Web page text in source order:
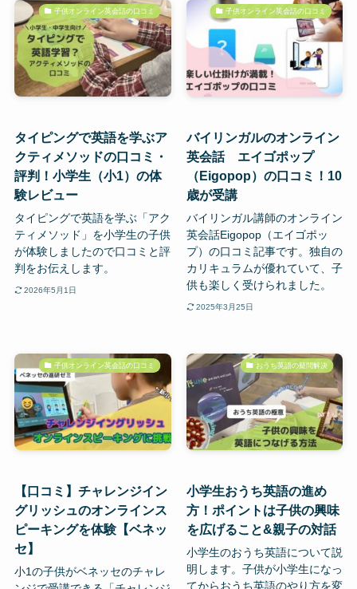
子供オンライン英会話の口コミ
タイピングで英語を学ぶア
クティメソッドの口コミ・
評判！小学生（小1）の体
験レビュー
タイピングで英語を学ぶ「アク
ティメソッド」を小学生の子供
が体験しましたので口コミと評
判をお伝えします。
2026年5月1日
子供オンライン英会話の口コミ
バイリンガルのオンライン
英会話 エイゴポップ
（Eigopop）の口コミ！10
歳が受講
バイリンガル講師のオンライン
英会話Eigopop（エイゴポッ
プ）の口コミ記事です。独自の
カリキュラムが優れていて、子
供も楽しく受けられました。
2025年3月25日
子供オンライン英会話の口コミ
【口コミ】チャレンジイン
グリッシュのオンラインス
ピーキングを体験【ベネッ
セ】
小1の子供がベネッセのチャレ
おうち英語の疑問解決
小学生おうち英語の進め
方！ポイントは子供の興味
を広げること&親子の対話
小学生のおうち英語について説
明します。子供が小学生になっ
てからおうち英語のやり方を変